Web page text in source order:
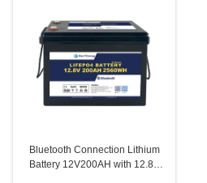
Bluetooth Connection Lithium
Battery 12V200AH with 12.8V